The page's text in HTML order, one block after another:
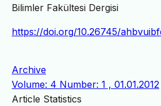
Bilimler Fakültesi Dergisi
https://doi.org/10.26745/
Archive
Volume: 4 Number: 1 , 01.01.2012
Article Statistics